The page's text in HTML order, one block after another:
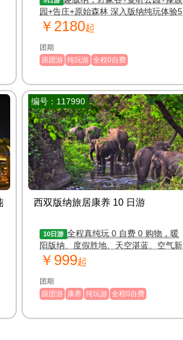
园+告庄+原始森林 深入版纳纯玩体验5
日游
￥2180起
团期
跟团游 纯玩游 全程0自费
编号：117990
西双版纳旅居康养 10 日游
10日游 全程真纯玩 0 自费 0 购物，暖
阳版纳、度假胜地、天空湛蓝、空气新
鲜
￥999起
团期
跟团游 康养 纯玩游 全程0自费